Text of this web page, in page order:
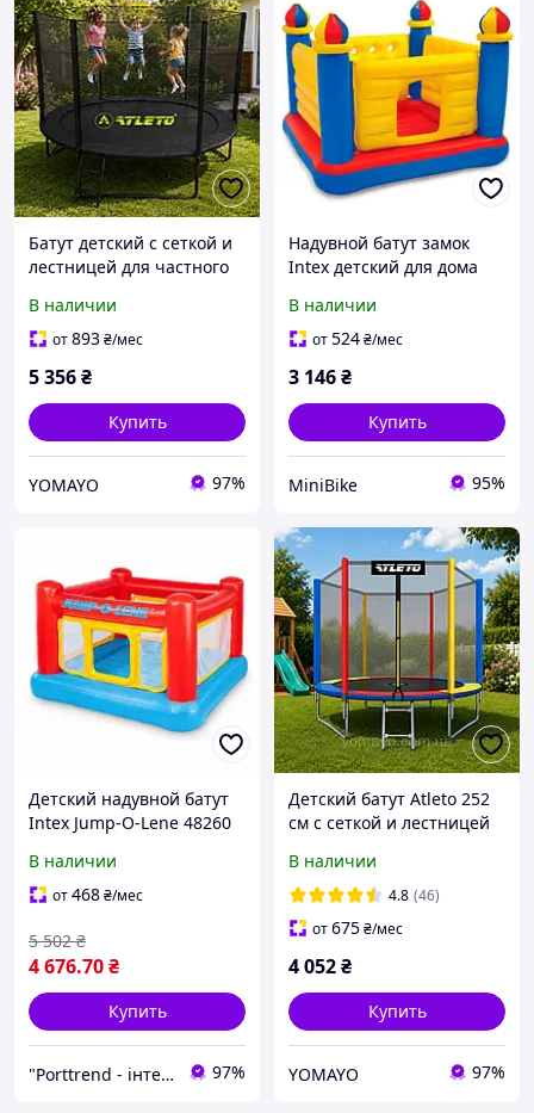
Батут детский с сеткой и
лестницей для частного
перчатки в подарок
В наличии
от893₴/мес
5 356₴
Купить
YOMAYO 97%
Надувной батут замок
Intex детский для дома
В наличии
от524₴/мес
3 146₴
Купить
MiniBike 95%
Детский надувной батут
Intex Jump-O-Lene 48260
улицы, 174×174×112 см,
до 54 кг
В наличии
от468₴/мес
4 676.70₴
5 502 ₴
Купить
"Porttrend - інтернет магазин приємних подарунків" 97%
Детский батут Atleto 252
см с сеткой и лестницей
дома, сада, детской
комнаты
В наличии
4.8 (46)
от675₴/мес
4 052₴
Купить
YOMAYO 97%